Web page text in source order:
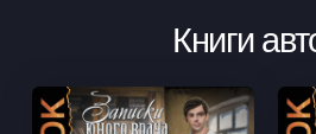
Книги